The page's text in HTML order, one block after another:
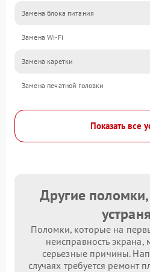
Замена блока питания
Замена Wi-Fi
Замена каретки
Замена печатной головки
Показать все
Другие
Поломки, которые на
неисправность экрана,
серьезные причины.
случаях требуется ремонт